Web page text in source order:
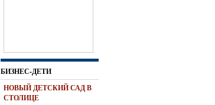
БИЗНЕС-ДЕТИ
НОВЫЙ ДЕТСКИЙ САД В
СТОЛИЦЕ